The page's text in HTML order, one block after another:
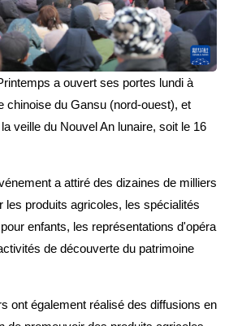
a ouvert ses portes lundi à
chinoise du Gansu (nord-ouest), et
veille du Nouvel An lunaire, soit le 16
a attiré des dizaines de milliers
les produits agricoles, les spécialités
enfants, les représentations d'opéra
de découverte du patrimoine
ont également réalisé des diffusions en